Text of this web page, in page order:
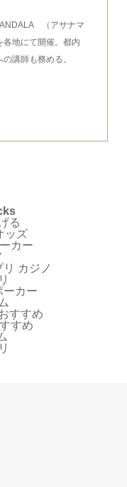
（アサナマ
各地にて開催。都内
講師も務める。
る
ッズ
カー
カジノ
ーカー
すすめ
すめ